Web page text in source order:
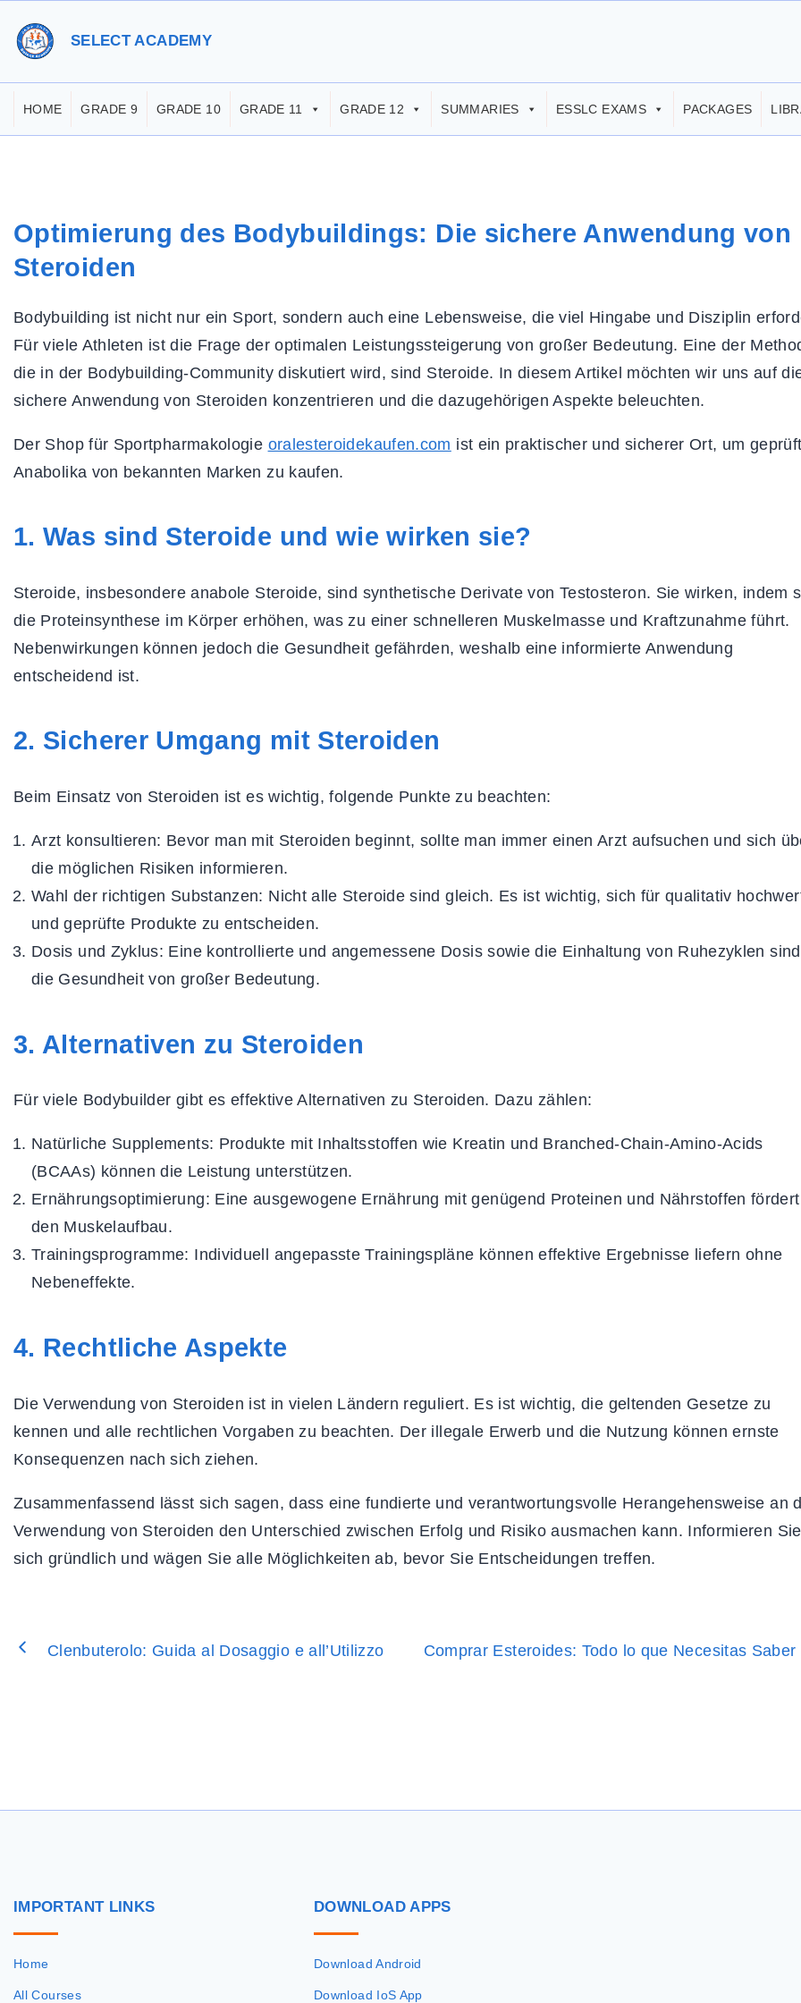
SELECT ACADEMY
HOME GRADE 9 GRADE 10 GRADE 11 GRADE 12 SUMMARIES ESSLC EXAMS PACKAGES
Optimierung des Bodybuildings: Die sichere Anwendung von
Steroiden
Bodybuilding ist nicht nur ein Sport, sondern auch eine Lebensweise, die viel Hingabe und Disziplin
Für viele Athleten ist die Frage der optimalen Leistungssteigerung von großer Bedeutung. Eine der
die in der Bodybuilding-Community diskutiert wird, sind Steroide. In diesem Artikel möchten wir uns auf
sichere Anwendung von Steroiden konzentrieren und die dazugehörigen Aspekte beleuchten.
Der Shop für Sportpharmakologie oralesteroidekaufen.com ist ein praktischer und sicherer Ort, um
Anabolika von bekannten Marken zu kaufen.
1. Was sind Steroide und wie wirken sie?
Steroide, insbesondere anabole Steroide, sind synthetische Derivate von Testosteron. Sie wirken, indem
die Proteinsynthese im Körper erhöhen, was zu einer schnelleren Muskelmasse und Kraftzunahme führt.
Nebenwirkungen können jedoch die Gesundheit gefährden, weshalb eine informierte Anwendung
entscheidend ist.
2. Sicherer Umgang mit Steroiden
Beim Einsatz von Steroiden ist es wichtig, folgende Punkte zu beachten:
Arzt konsultieren: Bevor man mit Steroiden beginnt, sollte man immer einen Arzt aufsuchen und sich
die möglichen Risiken informieren.
Wahl der richtigen Substanzen: Nicht alle Steroide sind gleich. Es ist wichtig, sich für qualitativ
und geprüfte Produkte zu entscheiden.
Dosis und Zyklus: Eine kontrollierte und angemessene Dosis sowie die Einhaltung von Ruhezyklen
die Gesundheit von großer Bedeutung.
3. Alternativen zu Steroiden
Für viele Bodybuilder gibt es effektive Alternativen zu Steroiden. Dazu zählen:
Natürliche Supplements: Produkte mit Inhaltsstoffen wie Kreatin und Branched-Chain-Amino-Acids
(BCAAs) können die Leistung unterstützen.
Ernährungsoptimierung: Eine ausgewogene Ernährung mit genügend Proteinen und Nährstoffen fördert
den Muskelaufbau.
Trainingsprogramme: Individuell angepasste Trainingspläne können effektive Ergebnisse liefern ohne
Nebeneffekte.
4. Rechtliche Aspekte
Die Verwendung von Steroiden ist in vielen Ländern reguliert. Es ist wichtig, die geltenden Gesetze zu
kennen und alle rechtlichen Vorgaben zu beachten. Der illegale Erwerb und die Nutzung können ernste
Konsequenzen nach sich ziehen.
Zusammenfassend lässt sich sagen, dass eine fundierte und verantwortungsvolle Herangehensweise an
Verwendung von Steroiden den Unterschied zwischen Erfolg und Risiko ausmachen kann. Informieren Sie
sich gründlich und wägen Sie alle Möglichkeiten ab, bevor Sie Entscheidungen treffen.
Clenbuterolo: Guida al Dosaggio e all’Utilizzo Comprar Esteroides: Todo lo que Necesitas Saber
IMPORTANT LINKS
Home
All Courses
DOWNLOAD APPS
Download Android
Download IoS App